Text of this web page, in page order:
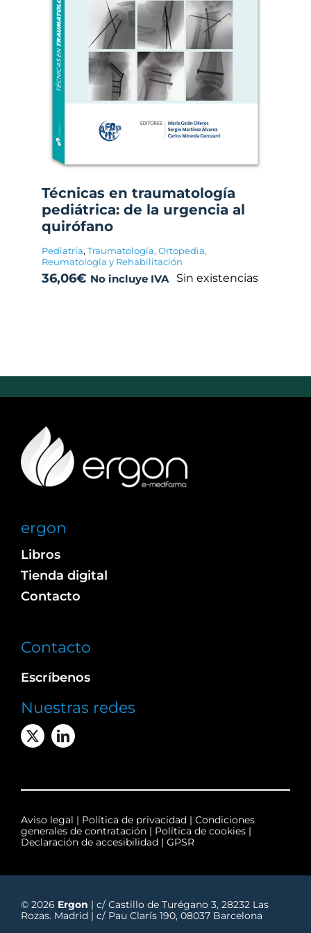
Técnicas en traumatología
pediátrica: de la urgencia al
quirófano
Pediatría, Traumatología, Ortopedia,
Reumatología y Rehabilitación
36,06€ No incluye IVA Sin existencias
ergon
Libros
Tienda digital
Contacto
Contacto
Escríbenos
Nuestras redes
Aviso legal | Política de privacidad | Condiciones
generales de contratación| Política de cookies|
Declaración de accesibilidad | GPSR
© 2026 Ergon | c/ Castillo de Turégano 3, 28232 Las
Rozas. Madrid | c/ Pau Clarís 190, 08037 Barcelona